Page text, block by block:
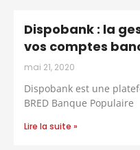
Dispobank : la
vos comptes
mai 21, 2020
Dispobank est une
BRED Banque Populaire
Lire la suite »